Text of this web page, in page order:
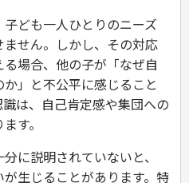
ども一人ひとりのニーズ
せん。しかし、その対応
場合、他の子が「なぜ自
」と不公平に感じること
は、自己肯定感や集団への
す。
に説明されていないと、
生じることがあります。特